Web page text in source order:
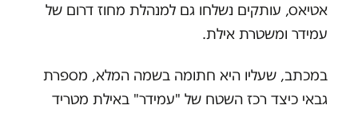
אטיאס, עותקים נשלחו גם למנהלת מחוז דרום של
עמידר ומשטרת אילת.
במכתב, שעליו היא חתומה בשמה המלא, מספרת
גבאי כיצד רכז השטח של "עמידר" באילת מטריד